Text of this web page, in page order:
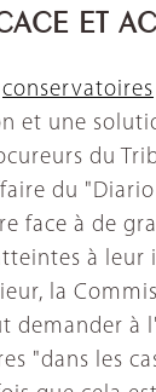
ET
conservatoires
et une
du
du
face à de
à leur
la
demander à
"dans les